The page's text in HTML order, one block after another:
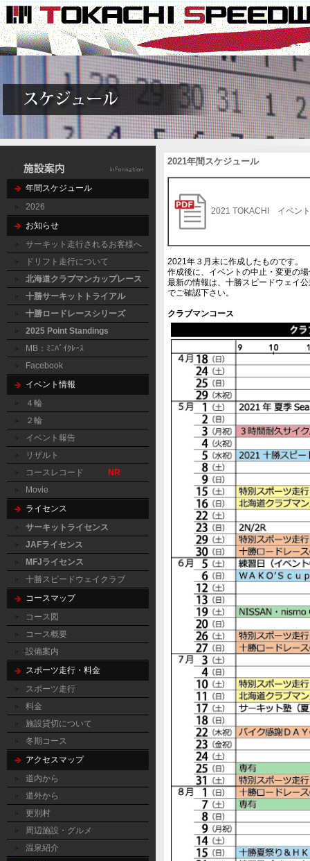
年間スケジュール
2026
お知らせ
サーキット走行されるお客様へ
ドリフト走行について
北海道クラブマンカップレース
十勝サーキットトライアル
十勝ロードレースシリーズ
2025 Point Standings
MB：ﾐﾆﾊﾞｲｸﾚｰｽ
Facebook
イベント情報
４輪
２輪
イベント報告
リザルト
コースレコード
NR
Movie
ライセンス
サーキットライセンス
JAFライセンス
MFJライセンス
十勝スピードウェイクラブ
コースマップ
コース図
コース概要
設備案内
スポーツ走行・料金
スポーツ走行
料金
施設貸切について
冬期コース
アクセスマップ
道内から
道外から
更別村
周辺施設・グルメ
温泉紹介
2021年間スケジュール
2021 TOKACHI イベン
2021年３月末に作成したものです。
作成後に、イベントの中止・変更の
最新の情報は、十勝スピードウェイ
でご確認下さい。
クラブマンコース